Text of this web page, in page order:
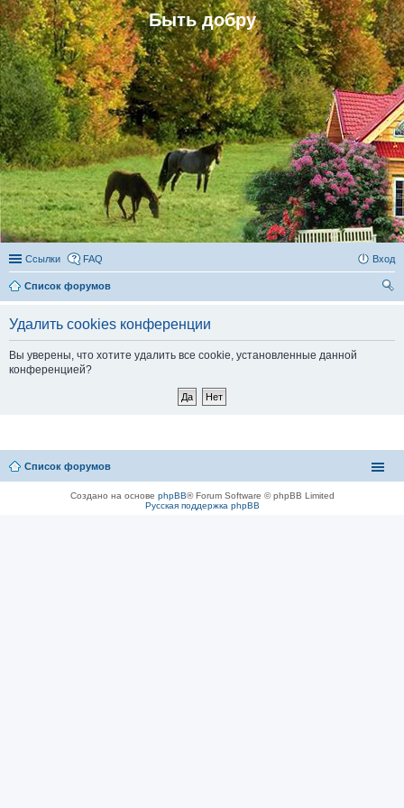
Быть добру
Ссылки FAQ Вход
Список форумов
Удалить cookies конференции
Вы уверены, что хотите удалить все cookie, установленные данной
конференцией?
Список форумов
Создано на основе phpBB® Forum Software © phpBB Limited
Русская поддержка phpBB